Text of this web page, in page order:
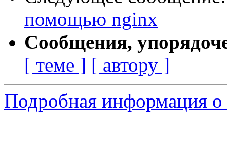
помощью nginx
Сообщения,
[ теме ] [ автору ]
Подробная информация